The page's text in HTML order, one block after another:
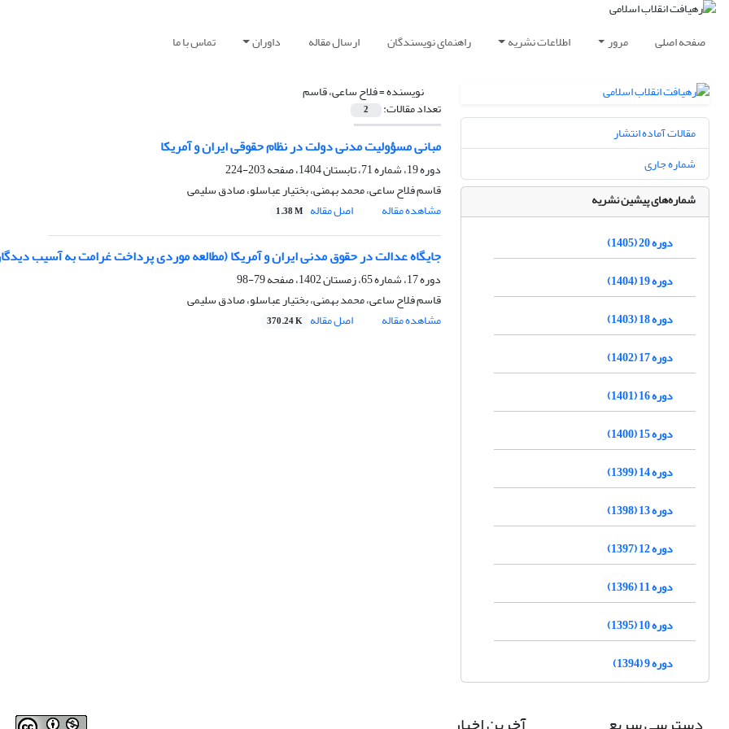
صفحه اصلی مرور اطلاعات نشریه راهنمای نویسندگان ارسال مقاله داوران تماس با ما
نویسنده =فلاح ساعی، قاسم
تعداد مقالات: 2
مبانی مسؤولیت مدنی دولت در نظام حقوقی ایران و آمریکا
دوره 19، شماره 71، تابستان 1404، صفحه
203-224
قاسم فلاح ساعی، محمد بهمنی، بختیار عباسلو، صادق سلیمی
مشاهده مقاله
اصل مقاله 1.38 M
جایگاه عدالت در حقوق مدنی ایران و آمریکا (مطالعه موردی پرداخت غرامت به آسیب
دوره 17، شماره 65، زمستان 1402، صفحه
79-98
قاسم فلاح ساعی، محمد بهمنی، بختیار عباسلو، صادق سلیمی
مشاهده مقاله
اصل مقاله 370.24 K
مقالات آماده انتشار
شماره جاری
شماره‌های پیشین نشریه
دوره 20 (1405)
دوره 19 (1404)
دوره 18 (1403)
دوره 17 (1402)
دوره 16 (1401)
دوره 15 (1400)
دوره 14 (1399)
دوره 13 (1398)
دوره 12 (1397)
دوره 11 (1396)
دوره 10 (1395)
دوره 9 (1394)